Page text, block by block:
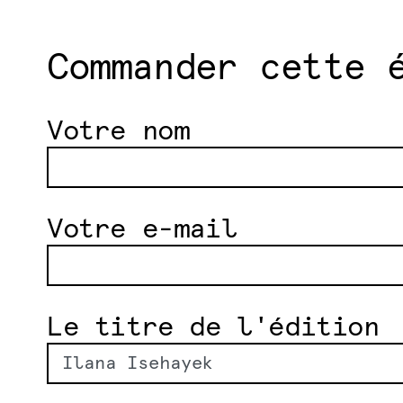
Commander cette
Votre nom
Votre e-mail
Le titre de l'édition